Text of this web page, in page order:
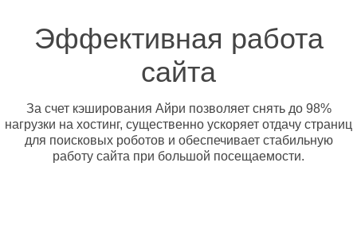
Эффективная работа
сайта
За счет кэширования Айри позволяет снять до 98%
нагрузки на хостинг, существенно ускоряет отдачу страниц
для поисковых роботов и обеспечивает стабильную
работу сайта при большой посещаемости.